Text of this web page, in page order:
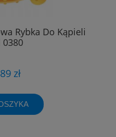
Rybka Do Kąpieli
0380
zł